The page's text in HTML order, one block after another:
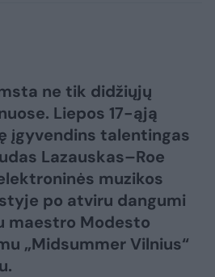
ne tik didžiųjų
Liepos 17-ąją
įgyvendins talentingas
Lazauskas–Roe
muzikos
po atviru dangumi
maestro Modesto
„Midsummer Vilnius“